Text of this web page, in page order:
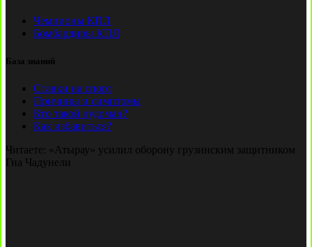
Чемпионы КПЛ
Бомбардиры КПЛ
База знаний
Ставки на спорт
Причины и симптомы
Кто такой лудоман?
Как избавиться?
Читаете: «Атырау» усилил оборону грузинским защитником
Гиа Чадунели